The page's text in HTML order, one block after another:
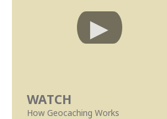
WATCH
How Geocaching Works